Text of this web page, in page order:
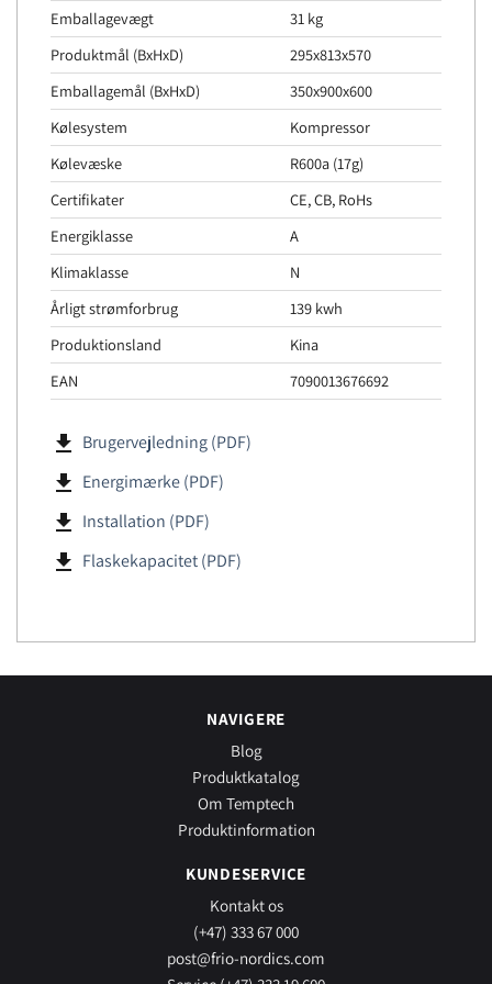
Emballagevægt
31 kg
Produktmål (BxHxD)
295x813x570
Emballagemål (BxHxD)
350x900x600
Kølesystem
Kompressor
Kølevæske
R600a (17g)
Certifikater
CE, CB, RoHs
Energiklasse
A
Klimaklasse
N
Årligt strømforbrug
139 kwh
Produktionsland
Kina
EAN
7090013676692
file_download Brugervejledning (PDF)
file_download Energimærke (PDF)
file_download Installation (PDF)
file_download Flaskekapacitet (PDF)
NAVIGERE
Blog
Produktkatalog
Om Temptech
Produktinformation
KUNDESERVICE
Kontakt os
(+47) 333 67 000
post@frio-nordics.com